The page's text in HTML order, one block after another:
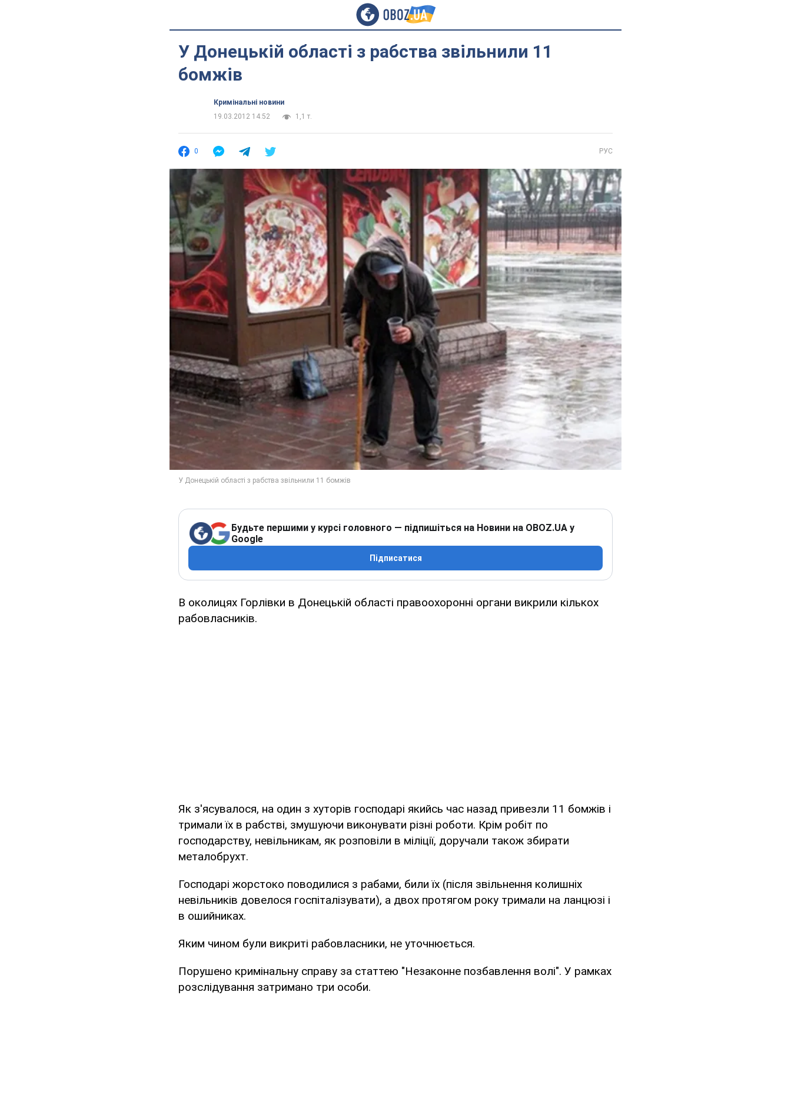
У Донецькій області з рабства звільнили 11
бомжів
Кримінальні новини
19.03.2012 14:52
1,1 т.
0 РУС
Будьте першими у курсі головного — підпишіться на Новини на OBOZ.UA у
Google
Підписатися
В околицях Горлівки в Донецькій області правоохоронні органи викрили кількох
рабовласників.
Як з'ясувалося, на один з хуторів господарі якийсь час назад привезли 11 бомжів і
тримали їх в рабстві, змушуючи виконувати різні роботи. Крім робіт по
господарству, невільникам, як розповіли в міліції, доручали також збирати
металобрухт.
Господарі жорстоко поводилися з рабами, били їх (після звільнення колишніх
невільників довелося госпіталізувати), а двох протягом року тримали на ланцюзі і
в ошийниках.
Яким чином були викриті рабовласники, не уточнюється.
Порушено кримінальну справу за статтею "Незаконне позбавлення волі". У рамках
розслідування затримано три особи.